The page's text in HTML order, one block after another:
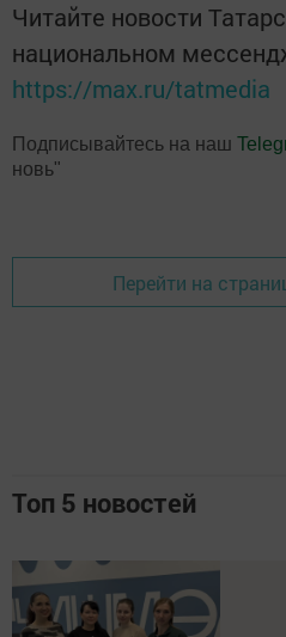
Читайте новости
национальном
https://max.ru/tatmedia
Подписывайтесь на наш
новь"
Перейти на
Топ 5 новостей